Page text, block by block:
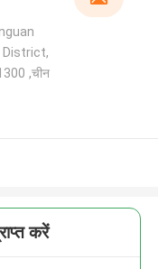
District,
,चीन
करें